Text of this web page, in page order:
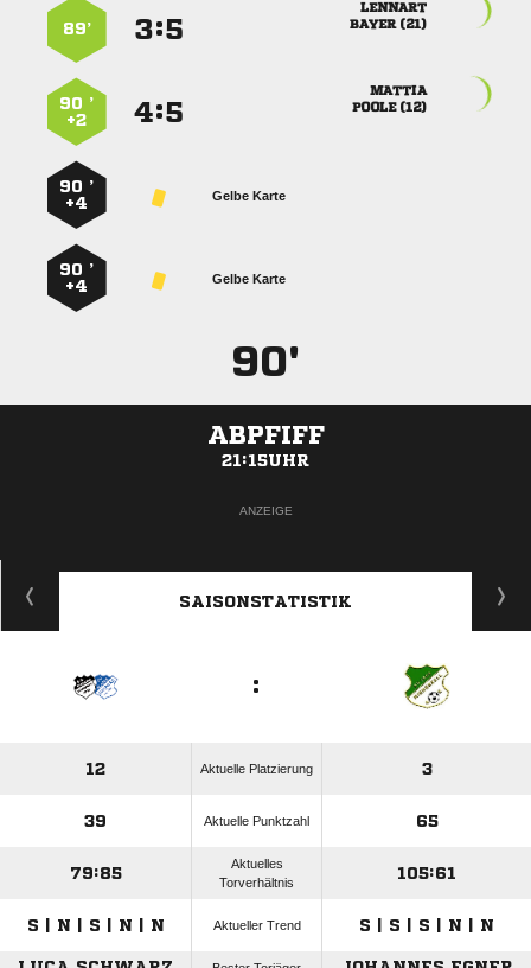

 
:
89’

 
:
90 ’
+2
Gelbe Karte
90 ’
+4
Gelbe Karte
90 ’
+4
90'
ABPFIFF
21:15UHR
ANZEIGE
SAISONSTATISTIK
:
12 Aktuelle Platzierung 3
39 Aktuelle Punktzahl 65
79:85
Aktuelles
Torverhältnis
105:61
S | N | S | N | N Aktueller Trend S | S | S | N | N